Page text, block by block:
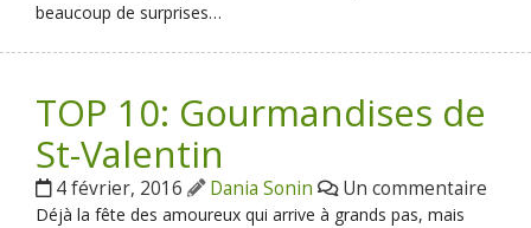
beaucoup de surprises…
TOP 10: Gourmandises de
St-Valentin
4 février, 2016 Dania Sonin Un commentaire
Déjà la fête des amoureux qui arrive à grands pas, mais